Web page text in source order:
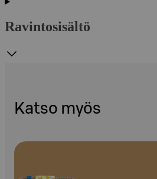
Ravintosisältö
Katso myös